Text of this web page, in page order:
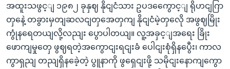
အထူးသဖွင့ျ ၁၉၈၂ ခုနှဈ နိုငျငံသား ဥပဒကွေောင့ျ ရိုဟငျဂြာ
တှနေဲ့ တခွားမှတျဆလငျတှအေတှကျ နိုငျငံမဲ့တှလေို အဖွဈမြိုး
ကွုံနရေတယျလို့လညျး ပွောပါတယျ။ လူ့အခှင့ျအရေး ခြိုး
ဖောကျမှုတှေ ဖွဈရတဲ့အကွောငျးရငျးခံ ပေါငျးစုံရှိနပွေီး၊ ကာလ
ကွာရှညျ တညျရှိနခေဲ့တဲ့ ပွူနာကို ဖွရှေငျးဖို့ သမိုငျးနောကျကွော